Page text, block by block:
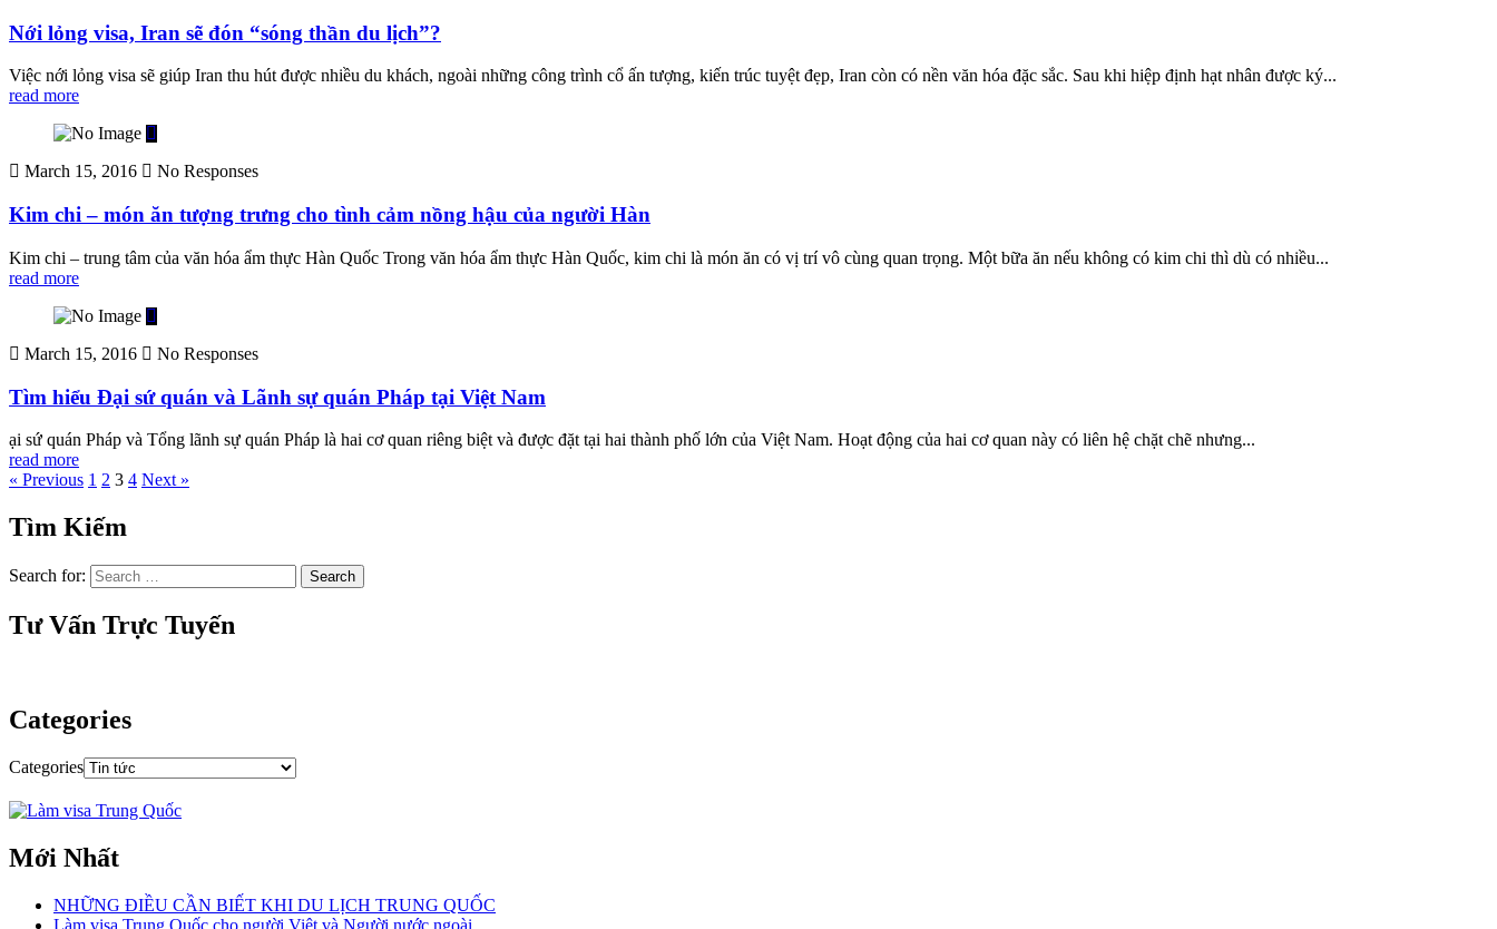
Nới lỏng visa, Iran sẽ đón “sóng thần du lịch”?
Việc nới lỏng visa sẽ giúp Iran thu hút được nhiều du khách, ngoài những công trình cổ ấn tượng, kiến trúc tuyệt đẹp, Iran còn có nền văn hóa đặc sắc. Sau khi hiệp định hạt nhân được ký...
read more
March 15, 2016 No Responses
Kim chi – món ăn tượng trưng cho tình cảm nồng hậu của người Hàn
Kim chi – trung tâm của văn hóa ẩm thực Hàn Quốc Trong văn hóa ẩm thực Hàn Quốc, kim chi là món ăn có vị trí vô cùng quan trọng. Một bữa ăn nếu không có kim chi thì dù có nhiều...
read more
March 15, 2016 No Responses
Tìm hiểu Đại sứ quán và Lãnh sự quán Pháp tại Việt Nam
ại sứ quán Pháp và Tổng lãnh sự quán Pháp là hai cơ quan riêng biệt và được đặt tại hai thành phố lớn của Việt Nam. Hoạt động của hai cơ quan này có liên hệ chặt chẽ nhưng...
read more
« Previous 1 2 3 4 Next »
Tìm Kiếm
Search for:
Tư Vấn Trực Tuyến
Categories
Categories
Mới Nhất
NHỮNG ĐIỀU CẦN BIẾT KHI DU LỊCH TRUNG QUỐC
Làm visa Trung Quốc cho người Việt và Người nước ngoài